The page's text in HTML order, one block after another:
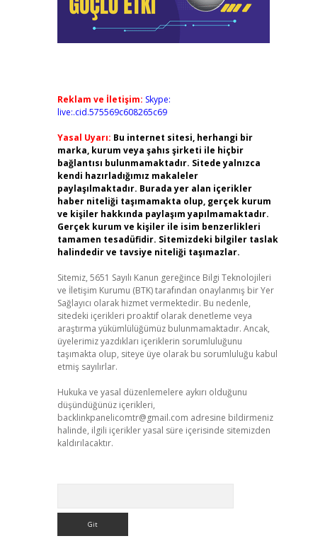
Reklam ve İletişim: Skype:
live:.cid.575569c608265c69
Yasal Uyarı: Bu internet sitesi, herhangi bir
marka, kurum veya şahıs şirketi ile hiçbir
bağlantısı bulunmamaktadır. Sitede yalnızca
kendi hazırladığımız makaleler
paylaşılmaktadır. Burada yer alan içerikler
haber niteliği taşımamakta olup, gerçek kurum
ve kişiler hakkında paylaşım yapılmamaktadır.
Gerçek kurum ve kişiler ile isim benzerlikleri
tamamen tesadüfidir. Sitemizdeki bilgiler taslak
halindedir ve tavsiye niteliği taşımazlar.
Sitemiz, 5651 Sayılı Kanun gereğince Bilgi Teknolojileri
ve İletişim Kurumu (BTK) tarafından onaylanmış bir Yer
Sağlayıcı olarak hizmet vermektedir. Bu nedenle,
sitedeki içerikleri proaktif olarak denetleme veya
araştırma yükümlülüğümüz bulunmamaktadır. Ancak,
üyelerimiz yazdıkları içeriklerin sorumluluğunu
taşımakta olup, siteye üye olarak bu sorumluluğu kabul
etmiş sayılırlar.
Hukuka ve yasal düzenlemelere aykırı olduğunu
düşündüğünüz içerikleri,
backlinkpanelicomtr@gmail.com adresine bildirmeniz
halinde, ilgili içerikler yasal süre içerisinde sitemizden
kaldırılacaktır.